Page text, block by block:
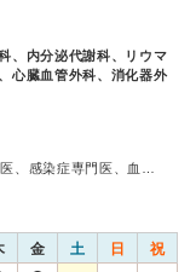
、内分泌代謝科、リウマ
心臓血管外科、消化器外
、感染症専門医、血…
金 土 日 祝